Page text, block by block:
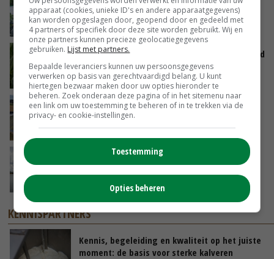
de ambassade mag zelf groente plukken’
GISTEREN, 12:00
Limburgse mais van Frijns doet het verrassend
goed
GISTEREN, 10:00
Droogte veroorzaakt steeds meer problemen:
‘Bassin afgelopen week al leeg’
06-08-2026
Koeien van enige drijvende boerderij ter
KENNISPARTNERS
Kennis, begeleiding en kwaliteit op het juiste
moment: de basis voor sterke kalveren
apparaat (cookies, unieke ID's en andere apparaatgegevens)
kan worden opgeslagen door, geopend door en gedeeld met
4 partners of specifiek door deze site worden gebruikt. Wij en
onze partners kunnen precieze geolocatiegegevens
gebruiken. Lijst met partners.
Bepaalde leveranciers kunnen uw persoonsgegevens
verwerken op basis van gerechtvaardigd belang. U kunt
hiertegen bezwaar maken door uw opties hieronder te
beheren. Zoek onderaan deze pagina of in het sitemenu naar
een link om uw toestemming te beheren of in te trekken via de
privacy- en cookie-instellingen.
Toestemming
Opties beheren